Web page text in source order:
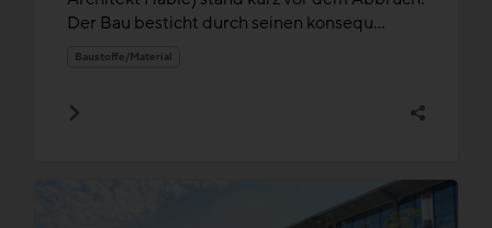
Der Bau besticht durch seinen konsequ...
Baustoffe/Material